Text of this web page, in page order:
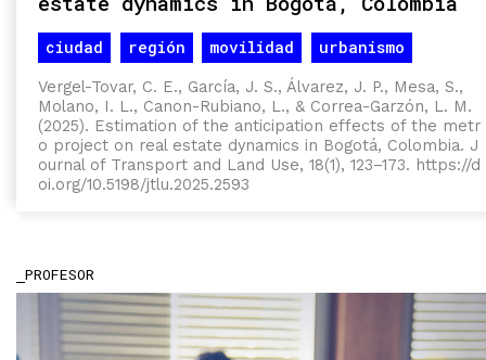
ciudad región movilidad
urbanismo
planeación
Vergel-Tovar, C. E., García, J. S., Álvarez, J. P., Mesa, S.,
Molano, I. L., Canon-Rubiano, L., & Correa-Garzón, L. M.
(2025). Estimation of the anticipation effects of the metr
o project on real estate dynamics in Bogotá, Colombia. J
ournal of Transport and Land Use, 18(1), 123–173. https://d
oi.org/10.5198/jtlu.2025.2593
PROFESOR